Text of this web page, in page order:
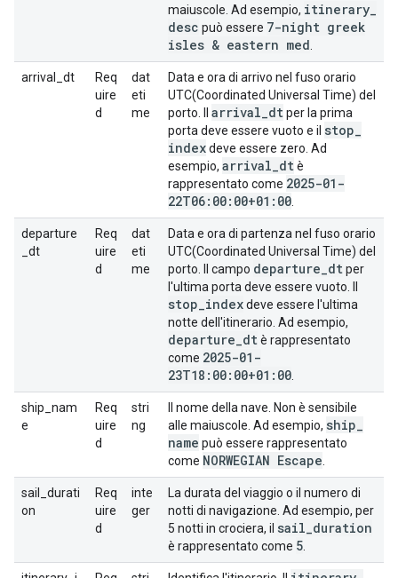
maiuscole. Ad esempio, itinerary
desc può essere 7-night greek
isles & eastern med
arrival_dt
Req
uire
d
dat
eti
me
Data e ora di arrivo nel fuso orario
UTC(Coordinated Universal Time) del
porto. Il arrival dtper la prima
porta deve essere vuoto e il stop
indexdeve essere zero. Ad
esempio, arrival dtè
rappresentato come 2025-01-
22T06:00:00+01:00
departure
_dt
Req
uire
d
dat
eti
me
Data e ora di partenza nel fuso orario
UTC(Coordinated Universal Time) del
porto. Il campo departure dtper
l'ultima porta deve essere vuoto. Il
stop indexdeve essere l'ultima
notte dell'itinerario. Ad esempio,
departure dtè rappresentato
come 2025-01-
23T18:00:00+01:00
ship_nam
e
Req
uire
d
stri
ng
Il nome della nave. Non è sensibile
alle maiuscole. Ad esempio, ship
name può essere rappresentato
come NORWEGIAN Escape
sail_durati
on
Req
uire
d
inte
ger
La durata del viaggio o il numero di
notti di navigazione. Ad esempio, per
5 notti in crociera, il sail duration
è rappresentato come 5